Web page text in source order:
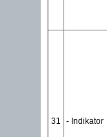
31 - Indikator